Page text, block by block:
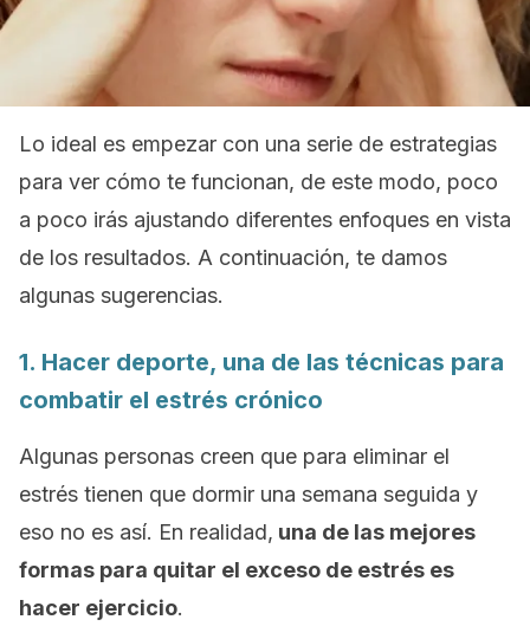
Lo ideal es empezar con una serie de estrategias
para ver cómo te funcionan, de este modo, poco
a poco irás ajustando diferentes enfoques en vista
de los resultados. A continuación, te damos
algunas sugerencias.
1. Hacer deporte, una de las técnicas para
combatir el estrés crónico
Algunas personas creen que para eliminar el
estrés tienen que dormir una semana seguida y
eso no es así. En realidad, una de las mejores
formas para quitar el exceso de estrés es
hacer ejercicio.